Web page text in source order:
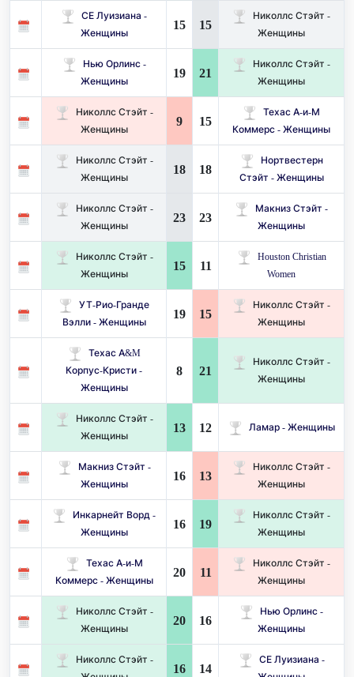
СЕ Луизиана -
Женщины
15 15
Николлс Стэйт -
Женщины
Нью Орлинс -
Женщины
19 21
Николлс Стэйт -
Женщины
Николлс Стэйт -
Женщины
9 15
Техас А-и-М
Коммерс - Женщины
Николлс Стэйт -
Женщины
18 18
Нортвестерн
Стэйт - Женщины
Николлс Стэйт -
Женщины
23 23
Макниз Стэйт -
Женщины
Николлс Стэйт -
Женщины
15 11
Houston Christian
Women
УТ-Рио-Гранде
Вэлли - Женщины
19 15
Николлс Стэйт -
Женщины
Техас A&M
Корпус-Кристи -
Женщины
8 21
Николлс Стэйт -
Женщины
Николлс Стэйт -
Женщины
13 12 Ламар - Женщины
Макниз Стэйт -
Женщины
16 13
Николлс Стэйт -
Женщины
Инкарнейт Ворд -
Женщины
16 19
Николлс Стэйт -
Женщины
Техас А-и-М
Коммерс - Женщины
20 11
Николлс Стэйт -
Женщины
Николлс Стэйт -
Женщины
20 16
Нью Орлинс -
Женщины
Николлс Стэйт -
16 14
СЕ Луизиана -